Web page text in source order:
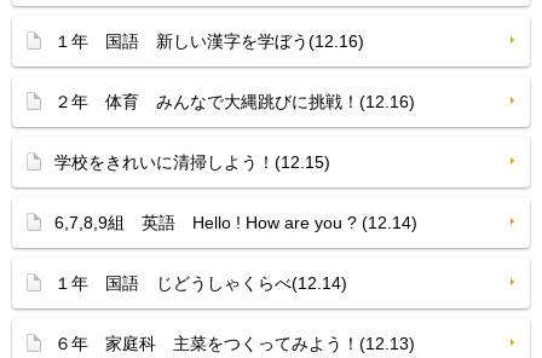
１年 国語 新しい漢字を学ぼう(12.16)
２年 体育 みんなで大縄跳びに挑戦！(12.16)
学校をきれいに清掃しよう！(12.15)
6,7,8,9組 英語 Hello ! How are you ? (12.14)
１年 国語 じどうしゃくらべ(12.14)
６年 家庭科 主菜をつくってみよう！(12.13)